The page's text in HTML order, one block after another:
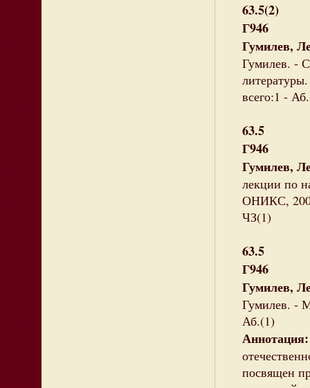
63.5(2)
Г946
Гумилев,
Гумилев. -
всего:1 -
63.5
Г946
Гумилев,
лекции по
ОНИКС,
ЧЗ(1)
63.5
Г946
Гумилев,
Гумилев. -
Аб.(1)
Аннотация:
посвящен